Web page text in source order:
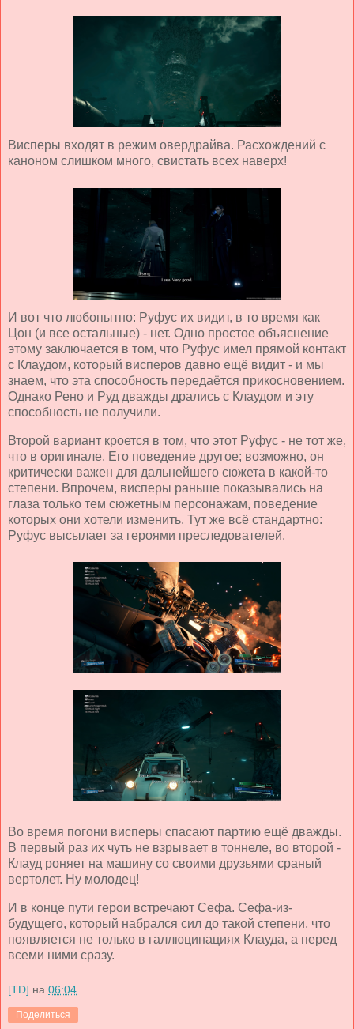
Висперы входят в режим овердрайва. Расхождений с
каноном слишком много, свистать всех наверх!
И вот что любопытно: Руфус их видит, в то время как
Цон (и все остальные) - нет. Одно простое объяснение
этому заключается в том, что Руфус имел прямой контакт
с Клаудом, который висперов давно ещё видит - и мы
знаем, что эта способность передаётся прикосновением.
Однако Рено и Руд дважды дрались с Клаудом и эту
способность не получили.
Второй вариант кроется в том, что этот Руфус - не тот же,
что в оригинале. Его поведение другое; возможно, он
критически важен для дальнейшего сюжета в какой-то
степени. Впрочем, висперы раньше показывались на
глаза только тем сюжетным персонажам, поведение
которых они хотели изменить. Тут же всё стандартно:
Руфус высылает за героями преследователей.
Во время погони висперы спасают партию ещё дважды.
В первый раз их чуть не взрывает в тоннеле, во второй -
Клауд роняет на машину со своими друзьями сраный
вертолет. Ну молодец!
И в конце пути герои встречают Сефа. Сефа-из-
будущего, который набрался сил до такой степени, что
появляется не только в галлюцинациях Клауда, а перед
всеми ними сразу.
[TD] на 06:04
Поделиться